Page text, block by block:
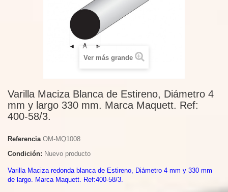
Ver más grande
Varilla Maciza Blanca de Estireno, Diámetro 4
mm y largo 330 mm. Marca Maquett. Ref:
400-58/3.
Referencia OM-MQ1008
Condición: Nuevo producto
Varilla Maciza redonda blanca de Estireno, Diámetro 4 mm y 330 mm
de largo. Marca Maquett. Ref:400-58/3.